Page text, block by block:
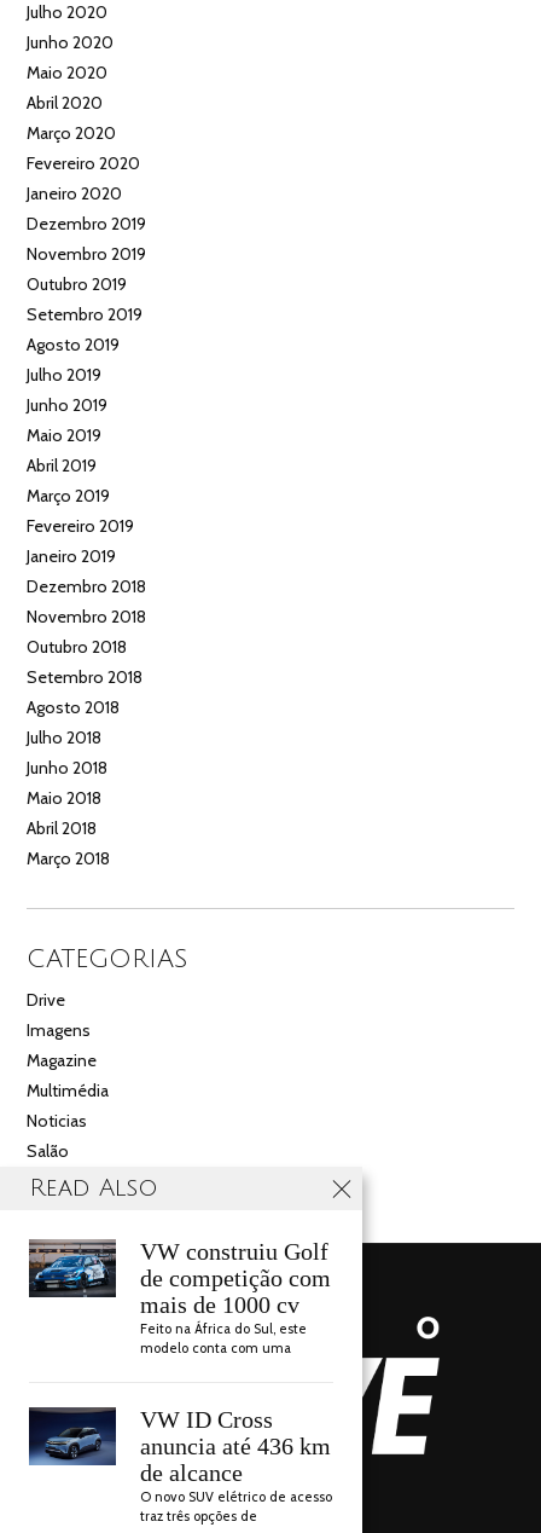
Julho 2020
Junho 2020
Maio 2020
Abril 2020
Março 2020
Fevereiro 2020
Janeiro 2020
Dezembro 2019
Novembro 2019
Outubro 2019
Setembro 2019
Agosto 2019
Julho 2019
Junho 2019
Maio 2019
Abril 2019
Março 2019
Fevereiro 2019
Janeiro 2019
Dezembro 2018
Novembro 2018
Outubro 2018
Setembro 2018
Agosto 2018
Julho 2018
Junho 2018
Maio 2018
Abril 2018
Março 2018
CATEGORIAS
Drive
Imagens
Magazine
Multimédia
Noticias
Salão
Videos
AUTO DRIVE 2018
Read Also
VW construiu Golf
de competição com
mais de 1000 cv
Feito na África do Sul, este
modelo conta com uma
VW ID Cross
anuncia até 436 km
de alcance
O novo SUV elétrico de acesso
traz três opções de